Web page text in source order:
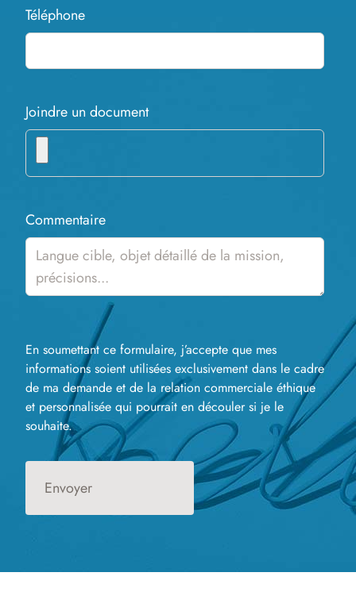
Téléphone
Joindre un document
Commentaire
En soumettant ce formulaire, j’accepte que mes
informations soient utilisées exclusivement dans le cadre
de ma demande et de la relation commerciale éthique
et personnalisée qui pourrait en découler si je le
souhaite.